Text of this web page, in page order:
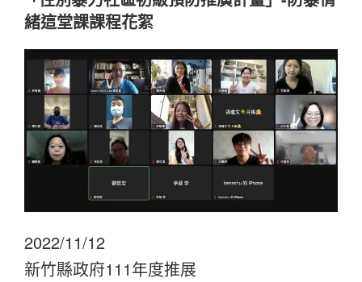
緒這堂課課程花絮
2022/11/12
新竹縣政府111年度推展